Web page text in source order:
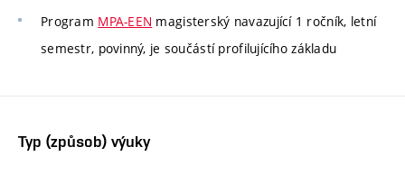
Program MPA-EEN magisterský navazující 1 ročník, letní
semestr, povinný, je součástí profilujícího základu
Typ (způsob) výuky